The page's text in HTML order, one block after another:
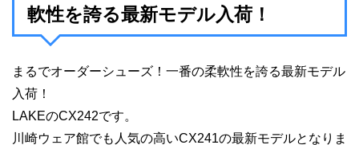
軟性を誇る最新モデル入荷！
まるでオーダーシューズ！一番の柔軟性を誇る最新モデル
入荷！
LAKEのCX242です。
川崎ウェア館でも人気の高いCX241の最新モデルとなりま